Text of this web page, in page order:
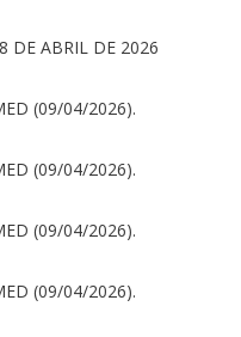
DE ABRIL DE 2026
(09/04/2026).
(09/04/2026).
(09/04/2026).
(09/04/2026).